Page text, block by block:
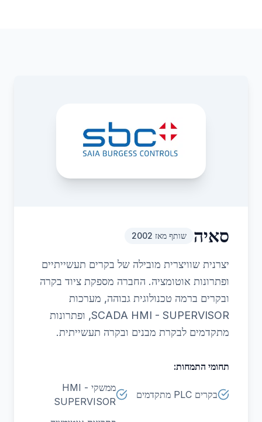
סאיה שותף מאז 2002
יצרנית שוויצרית מובילה של בקרים תעשייתיים
ופתרונות אוטומציה. החברה מספקת ציוד בקרה
ובקרים ברמה טכנולוגית גבוהה, מערכות
SCADA HMI - SUPERVISOR, ופתרונות
מתקדמים לבקרת מבנים ובקרה תעשייתית.
תחומי התמחות:
בקרים PLC מתקדמים
ממשקי HMI -
SUPERVISOR